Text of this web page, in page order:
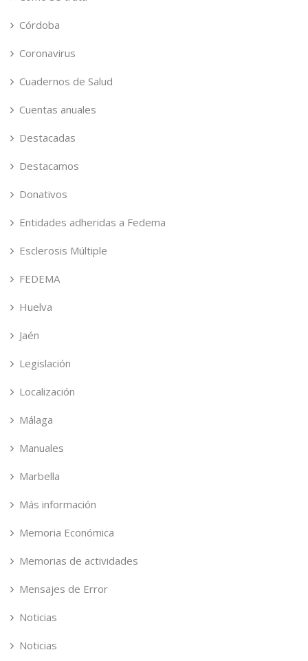
Córdoba
Coronavirus
Cuadernos de Salud
Cuentas anuales
Destacadas
Destacamos
Donativos
Entidades adheridas a Fedema
Esclerosis Múltiple
FEDEMA
Huelva
Jaén
Legislación
Localización
Málaga
Manuales
Marbella
Más información
Memoria Económica
Memorias de actividades
Mensajes de Error
Noticias
Noticias